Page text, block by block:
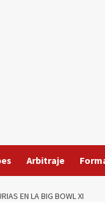
Arbitraje
EN LA BIG BOWL XI